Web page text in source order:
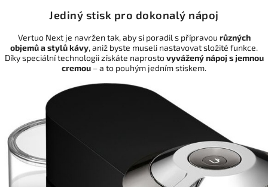
Jediný stisk pro dokonalý nápoj
Vertuo Next je navržen tak, aby si poradil s přípravou různých
objemů a stylů kávy, aniž byste museli nastavovat složité funkce.
Díky speciální technologii získáte naprostovyvážený nápoj s jemnou
cremou – a to pouhým jedním stiskem.